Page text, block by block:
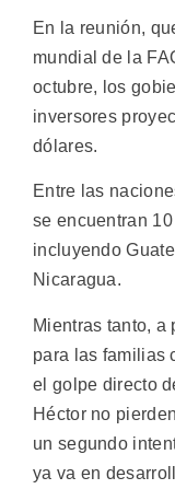
En la reunión,
mundial de la
octubre, los
inversores
dólares.
Entre las
se encuentran
incluyendo
Nicaragua.
Mientras tanto, a
para las familias
el golpe directo
Héctor no
un segundo
ya va en